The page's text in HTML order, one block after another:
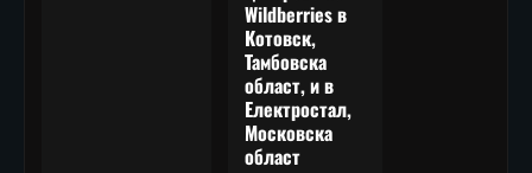
Wildberries в
Котовск,
Тамбовска
област, и в
Електростал,
Московска
област